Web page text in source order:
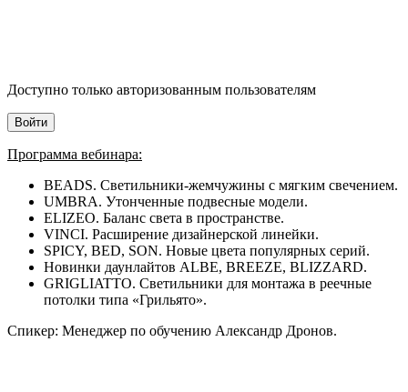
Доступно только авторизованным пользователям
Войти
Программа вебинара:
BEADS. Светильники-жемчужины с мягким свечением.
UMBRA. Утонченные подвесные модели.
ELIZEO. Баланс света в пространстве.
VINCI. Расширение дизайнерской линейки.
SPICY, BED, SON. Новые цвета популярных серий.
Новинки даунлайтов ALBE, BREEZE, BLIZZARD.
GRIGLIATTO. Светильники для монтажа в реечные
потолки типа «Грильято».
Спикер: Менеджер по обучению Александр Дронов.